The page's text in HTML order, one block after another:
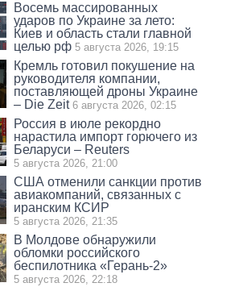
Восемь массированных
ударов по Украине за лето:
Киев и область стали главной
целью рф 5 августа 2026, 19:15
Кремль готовил покушение на
руководителя компании,
поставляющей дроны Украине
– Die Zeit 6 августа 2026, 02:15
Россия в июле рекордно
нарастила импорт горючего из
Беларуси – Reuters
5 августа 2026, 21:00
США отменили санкции против
авиакомпаний, связанных с
иранским КСИР
5 августа 2026, 21:35
В Молдове обнаружили
обломки российского
беспилотника «Герань-2»
5 августа 2026, 22:18